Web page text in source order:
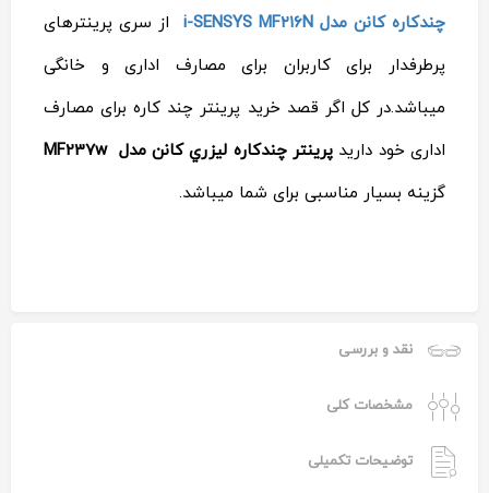
چندکاره کانن مدل i-SENSYS MF۲۱۶N
از سری پرینترهای
پرطرفدار برای کاربران برای مصارف اداری و خانگی
میباشد.در کل اگر قصد خرید پرینتر چند کاره برای مصارف
اداری خود دارید پرينتر چندکاره ليزري کانن مدل MF237w
گزینه بسیار مناسبی برای شما میباشد.
نقد و بررسی
مشخصات کلی
توضیحات تکمیلی